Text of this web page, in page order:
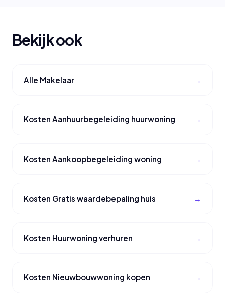
Bekijk ook
Alle Makelaar
Kosten Aanhuurbegeleiding huurwoning
Kosten Aankoopbegeleiding woning
Kosten Gratis waardebepaling huis
Kosten Huurwoning verhuren
Kosten Nieuwbouwwoning kopen